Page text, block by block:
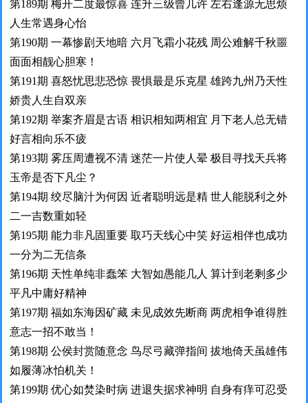
第189期 梅开二度最惊喜 连升三级曾几许 左右逢源无思烦
人生常遇身心怡
第190期 一幕惨剧天地暗 六月飞霜小花残 周公难解千秋噩
面面相靓心胆寒！
第191期 喜怒忧思悲恐惊 畏惧最是乐克星 雄跨九州乃天性
娇贵人生自双亲
第192期 举案齐眉是古语 相识相知两相宜 月下老人总无错
好言相向乐不疲
第193期 雾压周遭视不清 迷茫一片使人晕 极目寻找天兵将
玉帝是否下凡尘？
第194期 绞尽脑汁为何因 近者聪明远是精 世人能脱利之外
二一吉数重如轻
第195期 能力非凡固重要 取巧天线心中笑 好运相伴也成功
一分为二无信条
第196期 天性单纯非蠢笨 大智如愚能几人 算计到老剩多少
平凡中庸好精神
第197期 福如东海因矿藏 未见成效先断商 两虎相争谁得胜
意志一招不敢当！
第198期 公侯封赏随意念 鸟尽弓藏弹指间 拔地倚天虽雄伟
如履薄冰怕机关！
第199期 优心如焚染时病 进退失据求神明 自身有痒可忍受